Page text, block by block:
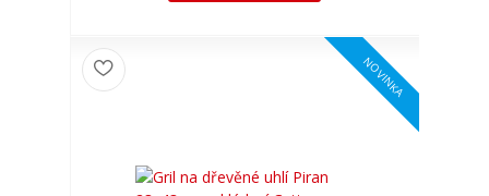
NOVINKA